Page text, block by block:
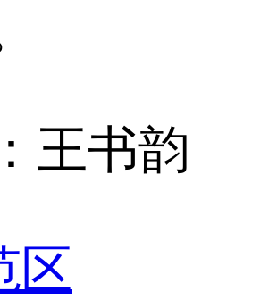
王书韵
区